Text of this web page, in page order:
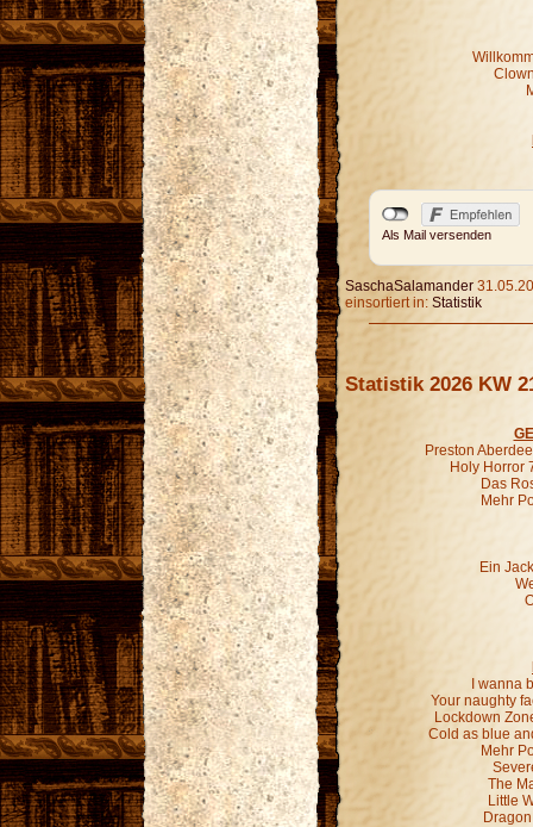
Als Mail versenden
SaschaSalamander
einsortiert in: Statistik
Statistik 2026 KW
Preston
Holy Horror
Das
Mehr
Ein
I wanna
Your naughty
Lockdown
Cold as blue
Mehr
The
Little